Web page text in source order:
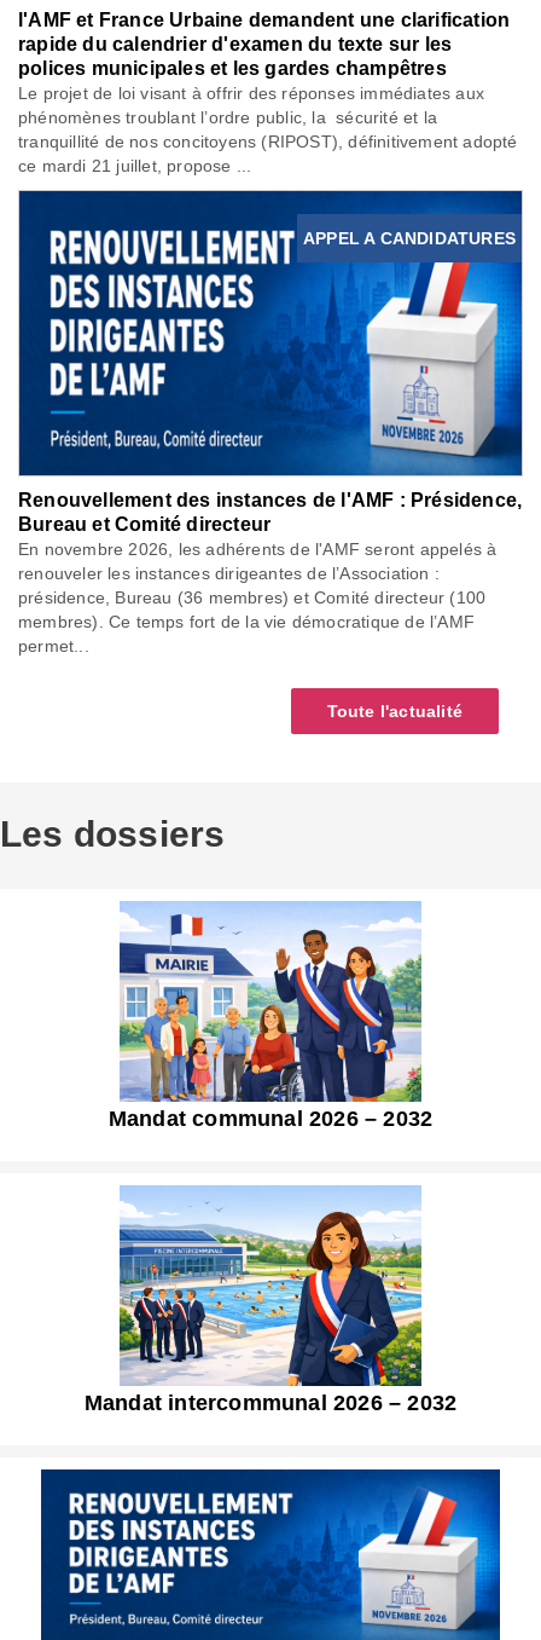
l'AMF et France Urbaine demandent une clarification
rapide du calendrier d'examen du texte sur les
polices municipales et les gardes champêtres
Le projet de loi visant à offrir des réponses immédiates aux
phénomènes troublant l’ordre public, la sécurité et la
tranquillité de nos concitoyens (RIPOST), définitivement adopté
ce mardi 21 juillet, propose ...
APPEL A CANDIDATURES
Renouvellement des instances de l'AMF : Présidence,
Bureau et Comité directeur
En novembre 2026, les adhérents de l'AMF seront appelés à
renouveler les instances dirigeantes de l’Association :
présidence, Bureau (36 membres) et Comité directeur (100
membres). Ce temps fort de la vie démocratique de l’AMF
permet...
Toute l'actualité
Les dossiers
Mandat communal 2026 – 2032
Mandat intercommunal 2026 – 2032